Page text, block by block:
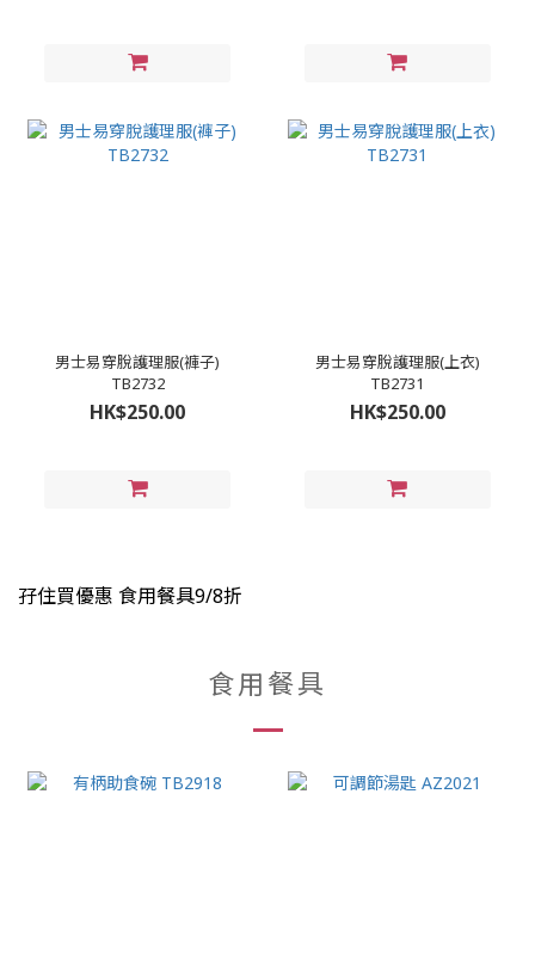
男士易穿脫護理服(褲子)
TB2732
HK$250.00
男士易穿脫護理服(上衣)
TB2731
HK$250.00
孖住買優惠 食用餐具9/8折
食用餐具